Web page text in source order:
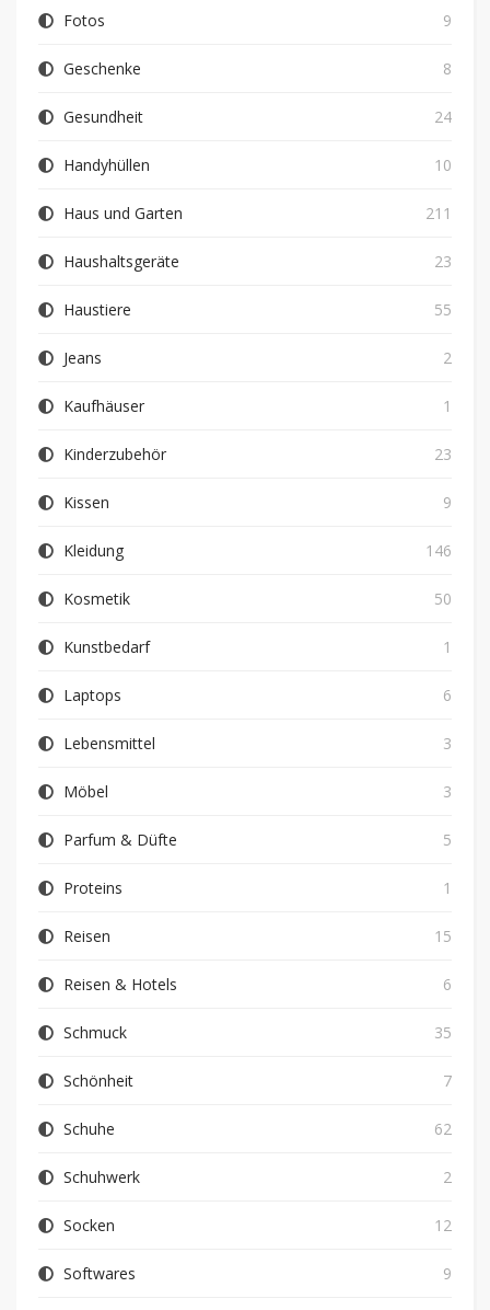
Fotos 9
Geschenke 8
Gesundheit 24
Handyhüllen 10
Haus und Garten 211
Haushaltsgeräte 23
Haustiere 55
Jeans 2
Kaufhäuser 1
Kinderzubehör 23
Kissen 9
Kleidung 146
Kosmetik 50
Kunstbedarf 1
Laptops 6
Lebensmittel 3
Möbel 3
Parfum & Düfte 5
Proteins 1
Reisen 15
Reisen & Hotels 6
Schmuck 35
Schönheit 7
Schuhe 62
Schuhwerk 2
Socken 12
Softwares 9